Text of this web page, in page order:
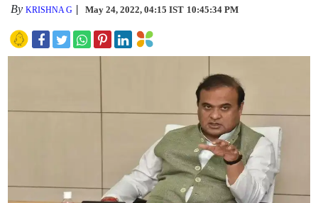
ByKRISHNA G May 24, 2022, 04:15 IST 10:45:34 PM